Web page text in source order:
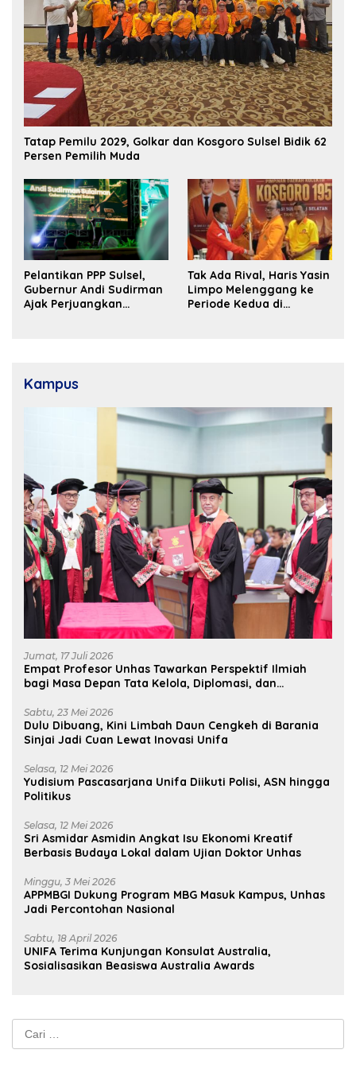
Tatap Pemilu 2029, Golkar dan Kosgoro Sulsel Bidik 62
Persen Pemilih Muda
Pelantikan PPP Sulsel,
Gubernur Andi Sudirman
Ajak Perjuangkan
Tak Ada Rival, Haris Yasin
Limpo Melenggang ke
Periode Kedua di
Kampus
Jumat, 17 Juli 2026
Empat Profesor Unhas Tawarkan Perspektif Ilmiah
bagi Masa Depan Tata Kelola, Diplomasi, dan
Sabtu, 23 Mei 2026
Dulu Dibuang, Kini Limbah Daun Cengkeh di Barania
Sinjai Jadi Cuan Lewat Inovasi Unifa
Selasa, 12 Mei 2026
Yudisium Pascasarjana Unifa Diikuti Polisi, ASN hingga
Politikus
Selasa, 12 Mei 2026
Sri Asmidar Asmidin Angkat Isu Ekonomi Kreatif
Berbasis Budaya Lokal dalam Ujian Doktor Unhas
Minggu, 3 Mei 2026
APPMBGI Dukung Program MBG Masuk Kampus, Unhas
Jadi Percontohan Nasional
Sabtu, 18 April 2026
UNIFA Terima Kunjungan Konsulat Australia,
Sosialisasikan Beasiswa Australia Awards
Cari
untuk: